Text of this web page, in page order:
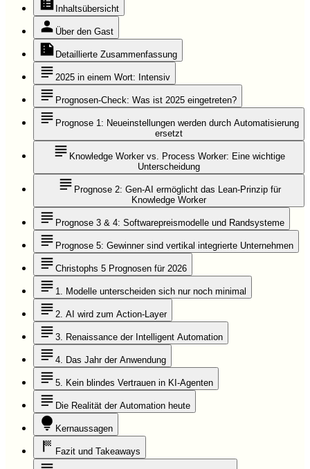
Inhaltsübersicht
Über den Gast
Detaillierte Zusammenfassung
2025 in einem Wort: Intensiv
Prognosen-Check: Was ist 2025 eingetreten?
Prognose 1: Neueinstellungen werden durch Automatisierung
ersetzt
Knowledge Worker vs. Process Worker: Eine wichtige
Unterscheidung
Prognose 2: Gen-AI ermöglicht das Lean-Prinzip für
Knowledge Worker
Prognose 3 & 4: Softwarepreismodelle und Randsysteme
Prognose 5: Gewinner sind vertikal integrierte Unternehmen
Christophs 5 Prognosen für 2026
1. Modelle unterscheiden sich nur noch minimal
2. AI wird zum Action-Layer
3. Renaissance der Intelligent Automation
4. Das Jahr der Anwendung
5. Kein blindes Vertrauen in KI-Agenten
Die Realität der Automation heute
Kernaussagen
Fazit und Takeaways